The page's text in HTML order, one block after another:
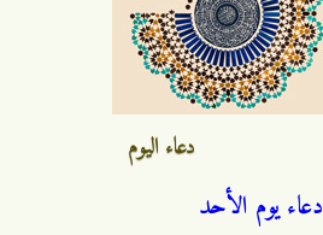
دعاء اليوم
دعاء يوم الأحد